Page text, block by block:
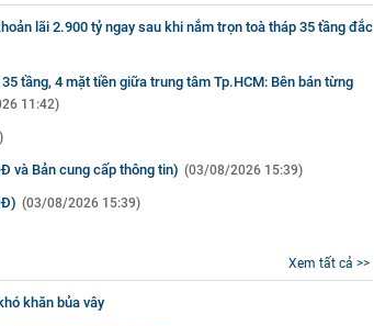
lãi 2.900 tỷ ngay sau khi nắm trọn toà tháp 35 tầng đắc
tầng, 4 mặt tiền giữa trung tâm Tp.HCM: Bên bán từng
11:42)
và Bản cung cấp thông tin) (03/08/2026 15:39)
(03/08/2026 15:39)
Xem tất cả >>
khăn bủa vây